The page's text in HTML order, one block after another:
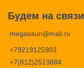
Будем на связи
megasaun@mail.ru
+79219125903
+7(812)2513884